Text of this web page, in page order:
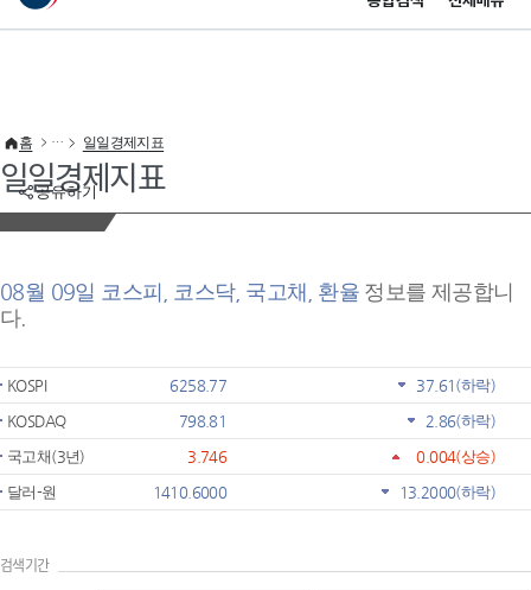
이 누리집은 대한민국 공식 전자정부 누리집입니다.
공유하기
홈 일일경제지표
일일경제지표
08월 09일 코스피, 코스닥, 국고채, 환율 정보를 제공합니
다.
KOSPI 6258.77 37.61 (하락)
KOSDAQ
798.81 2.86(하락)
국고채(3년)
3.746 0.004(상승)
달러-원
1410.6000 13.2000(하락)
검색기간